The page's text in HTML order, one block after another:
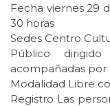
Fecha viernes 29
30 horas
Sedes Centro
Público
acompañadas
Modalidad Libre
Registro Las